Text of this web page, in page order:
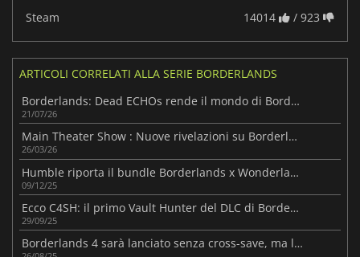
Steam 14014 / 923
ARTICOLI CORRELATI ALLA SERIE BORDERLANDS
Borderlands: Dead ECHOs rende il mondo di Borderlands 4 ancora più vivo
21/07/26
Main Theater Show : Nuove rivelazioni su Borderlands 4 in arrivo!
26/03/26
Humble riporta il bundle Borderlands x Wonderlands per 3 giorni
09/12/25
Ecco C4SH: il primo Vault Hunter del DLC di Borderlands 4
29/09/25
Borderlands 4 sarà lanciato senza cross-save, ma le funzionalità arriveranno in seguito